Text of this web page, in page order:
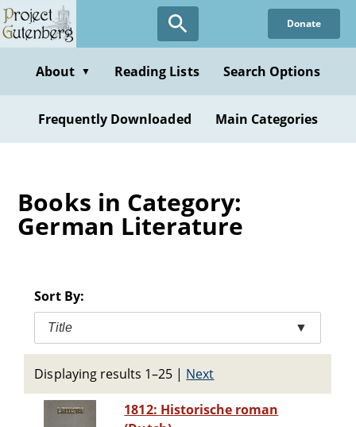
Skip
to
content
Donate
About ▼ Reading Lists Search Options
Frequently Downloaded Main Categories
Books in Category:
German Literature
Sort By:
Title ▼
Displaying results 1–25 | Next
1812: Historische roman